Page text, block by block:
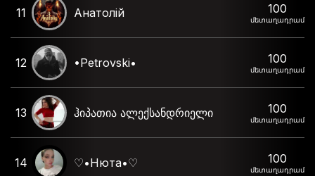
11 Анатолій 100
մետաղադրամ
12 •Petrovski• 100
մետաղադրամ
13 ჰიპათია ალექსანდრიელი 100
մետաղադրամ
14 ♡•Нюта•♡ 100
մետաղադրամ